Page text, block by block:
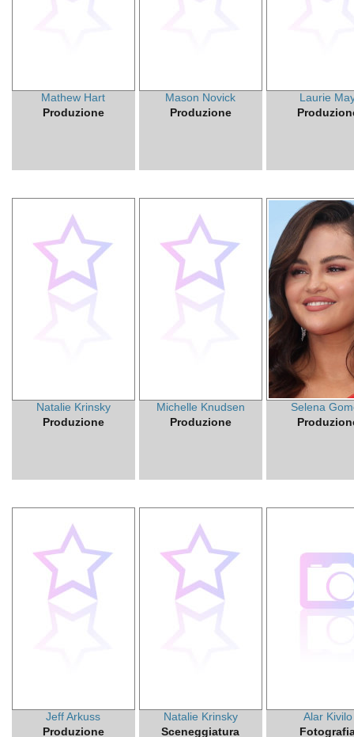
Mathew Hart
Produzione
Mason Novick
Produzione
Laurie
Natalie Krinsky
Produzione
Michelle Knudsen
Produzione
Selena
Jeff Arkuss
Produzione
Natalie Krinsky
Sceneggiatura
Alar Kivilo